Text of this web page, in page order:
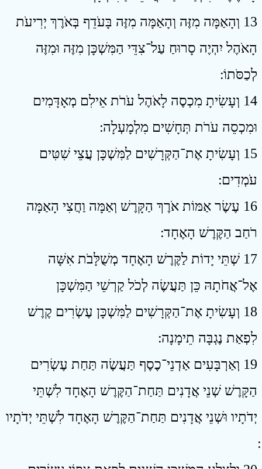
13 וְהָאַמָּה מִזֶּה וְהָאַמָּה מִזֶּה בָּעֹדֵף בְּאֹרֶךְ יְרִיעֹת
הָאֹהֶל יִהְיֶה סָרוּחַ עַל־צִדֵּי הַמִּשְׁכָּן מִזֶּה וּמִזֶּה
לְכַסֹּתוֹ ׃
14 וְעָשִׂיתָ מִכְסֶה לָאֹהֶל עֹרֹת אֵילִם מְאָדָּמִים
וּמִכְסֵה עֹרֹת תְּחָשִׁים מִלְמָעְלָה ׃
15 וְעָשִׂיתָ אֶת־הַקְּרָשִׁים לַמִּשְׁכָּן עֲצֵי שִׁטִּים
עֹמְדִים ׃
16 עֶשֶׂר אַמּוֹת אֹרֶךְ הַקָּרֶשׁ וְאַמָּה וַחֲצִי הָאַמָּה
רֹחַב הַקֶּרֶשׁ הָאֶחָד ׃
17 שְׁתֵּי יָדוֹת לַקֶּרֶשׁ הָאֶחָד מְשֻׁלָּבֹת אִשָּׁה
אֶל־אֲחֹתָהּ כֵּן תַּעֲשֶׂה לְכֹל קַרְשֵׁי הַמִּשְׁכָּן
18 וְעָשִׂיתָ אֶת־הַקְּרָשִׁים לַמִּשְׁכָּן עֶשְׂרִים קֶרֶשׁ
לִפְאַת נֶגְבָּה תֵימָנָה ׃
19 וְאַרְבָּעִים אַדְנֵי־כֶסֶף תַּעֲשֶׂה תַּחַת עֶשְׂרִים
הַקָּרֶשׁ שְׁנֵי אֲדָנִים תַּחַת־הַקֶּרֶשׁ הָאֶחָד לִשְׁתֵּי
יְדֹתָיו וּשְׁנֵי אֲדָנִים תַּחַת־הַקֶּרֶשׁ הָאֶחָד לִשְׁתֵּי יְדֹתָיו